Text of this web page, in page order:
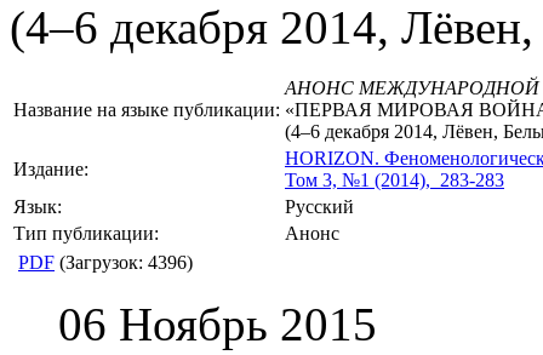
(4–6 декабря 2014,
Название на языке публикации:
АНОНС
«ПЕРВАЯ МИРОВАЯ
(4–6 декабря 2014, Лёвен,
Издание:
HORIZON.
Том 3, №1 (2014), 283-283
Язык:
Русский
Тип публикации:
Анонс
PDF (Загрузок: 4396)
06 Ноябрь 2015